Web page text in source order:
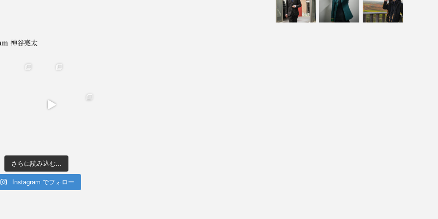
神谷亮太
さらに読み込む...
Instagram でフォロー